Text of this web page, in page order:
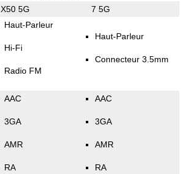
X50 5G 7 5G
Haut-Parleur
Hi-Fi
Radio FM
Haut-Parleur
Connecteur 3.5mm
AAC
3GA
AMR
RA
AAC
3GA
AMR
RA